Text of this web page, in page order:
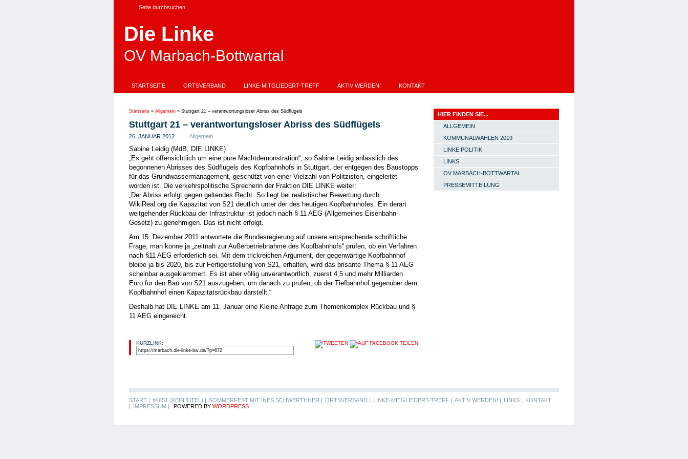
Die Linke
OV Marbach-Bottwartal
STARTSEITE ORTSVERBAND LINKE-MITGLIEDERT-TREFF AKTIV WERDEN! KONTAKT
Startseite » Allgemein » Stuttgart 21 – verantwortungsloser Abriss des Südflügels
Stuttgart 21 – verantwortungsloser Abriss des Südflügels
26. JANUAR 2012 Allgemein
Sabine Leidig (MdB, DIE LINKE)
„Es geht offensichtlich um eine pure Machtdemonstration“, so Sabine Leidig anlässlich des
begonnenen Abrisses des Südflügels des Kopfbahnhofs in Stuttgart, der entgegen des Baustopps
für das Grundwassermanagement, geschützt von einer Vielzahl von Politzisten, eingeleitet
worden ist. Die verkehrspolitische Sprecherin der Fraktion DIE LINKE weiter:
„Der Abriss erfolgt gegen geltendes Recht. So liegt bei realistischer Bewertung durch
WikiReal.org die Kapazität von S21 deutlich unter der des heutigen Kopfbahnhofes. Ein derart
weitgehender Rückbau der Infrastruktur ist jedoch nach § 11 AEG (Allgemeines Eisenbahn-
Gesetz) zu genehmigen. Das ist nicht erfolgt.
Am 15. Dezember 2011 antwortete die Bundesregierung auf unsere entsprechende schriftliche
Frage, man könne ja „zeitnah zur Außerbetriebnahme des Kopfbahnhofs“ prüfen, ob ein Verfahren
nach §11 AEG erforderlich sei. Mit dem trickreichen Argument, der gegenwärtige Kopfbahnhof
bleibe ja bis 2020, bis zur Fertigerstellung von S21, erhalten, wird das brisante Thema § 11 AEG
scheinbar ausgeklammert. Es ist aber völlig unverantwortlich, zuerst 4,5 und mehr Milliarden
Euro für den Bau von S21 auszugeben, um danach zu prüfen, ob der Tiefbahnhof gegenüber dem
Kopfbahnhof einen Kapazitätsrückbau darstellt.“
Deshalb hat DIE LINKE am 11. Januar eine Kleine Anfrage zum Themenkomplex Rückbau und §
11 AEG eingereicht.
KURZLINK:
HIER FINDEN SIE...
ALLGEMEIN
KOMMUNALWAHLEN 2019
LINKE POLITIK
LINKS
OV MARBACH-BOTTWARTAL
PRESSEMITTEILUNG
START | #4651 (KEIN TITEL) | SOMMERFEST MIT INES SCHWERTHNER | ORTSVERBAND | LINKE-MITGLIEDERT-TREFF | AKTIV WERDEN! | LINKS | KONTAKT
| IMPRESSUM | POWERED BY WORDPRESS